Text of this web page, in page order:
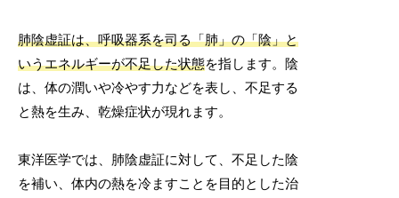
肺陰虚証は、呼吸器系を司る「肺」の「陰」と
いうエネルギーが不足した状態を指します。陰
は、体の潤いや冷やす力などを表し、不足する
と熱を生み、乾燥症状が現れます。
東洋医学では、肺陰虚証に対して、不足した陰
を補い、体内の熱を冷ますことを目的とした治